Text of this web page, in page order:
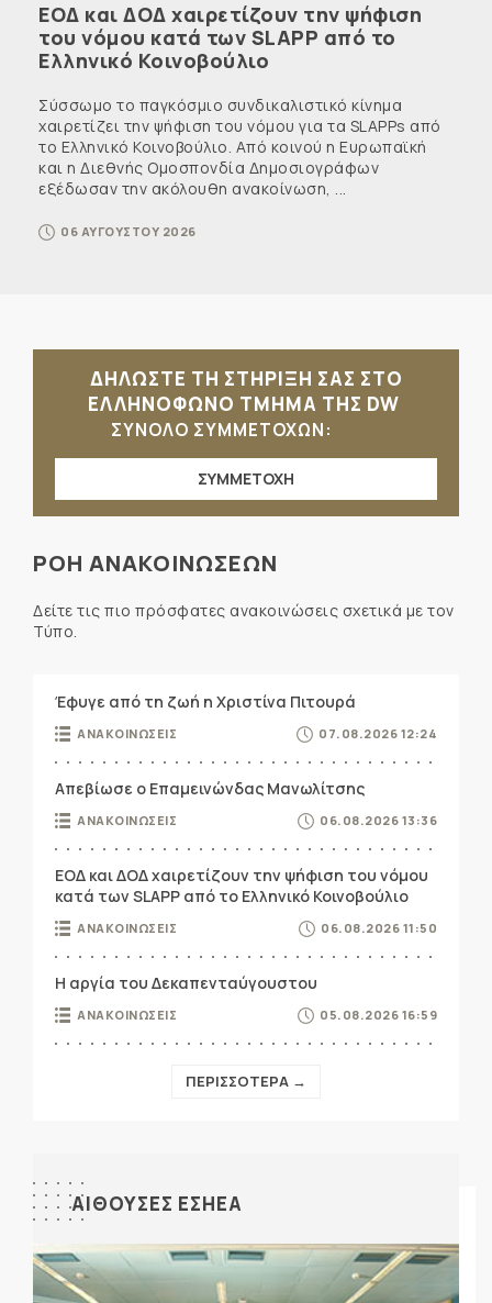
ΕΟΔ και ΔΟΔ χαιρετίζουν την ψήφιση
του νόμου κατά των SLAPP από το
Ελληνικό Κοινοβούλιο
Σύσσωμο το παγκόσμιο συνδικαλιστικό κίνημα
χαιρετίζει την ψήφιση του νόμου για τα SLAPPs από
το Ελληνικό Κοινοβούλιο. Από κοινού η Ευρωπαϊκή
και η Διεθνής Ομοσπονδία Δημοσιογράφων
εξέδωσαν την ακόλουθη ανακοίνωση, ...
06 ΑΥΓΟΥΣΤΟΥ 2026
ΔΗΛΩΣΤΕ ΤΗ ΣΤΗΡΙΞΗ ΣΑΣ ΣΤΟ
ΕΛΛΗΝΟΦΩΝΟ ΤΜΗΜΑ ΤΗΣ DW
ΣΥΝΟΛΟ ΣΥΜΜΕΤΟΧΩΝ:
ΣΥΜΜΕΤΟΧΗ
ΡΟΗ ΑΝΑΚΟΙΝΩΣΕΩΝ
Δείτε τις πιο πρόσφατες ανακοινώσεις σχετικά με τον
Τύπο.
Έφυγε από τη ζωή η Χριστίνα Πιτουρά
ΑΝΑΚΟΙΝΩΣΕΙΣ 07.08.2026 12:24
Απεβίωσε ο Επαμεινώνδας Μανωλίτσης
ΑΝΑΚΟΙΝΩΣΕΙΣ 06.08.2026 13:36
ΕΟΔ και ΔΟΔ χαιρετίζουν την ψήφιση του νόμου
κατά των SLAPP από το Ελληνικό Κοινοβούλιο
ΑΝΑΚΟΙΝΩΣΕΙΣ 06.08.2026 11:50
Η αργία του Δεκαπενταύγουστου
ΑΝΑΚΟΙΝΩΣΕΙΣ 05.08.2026 16:59
ΠΕΡΙΣΣΟΤΕΡΑ →
ΑΙΘΟΥΣΕΣ ΕΣΗΕΑ